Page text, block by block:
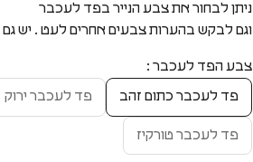
ניתן לבחור את צבע הנייר בפד לעכבר
וגם לבקש בהערות צבעים אחרים לעט . יש גם
צבע הפד לעכבר :
פד לעכבר כתום זהב פד לעכבר ירוק
פד לעכבר טורקיז